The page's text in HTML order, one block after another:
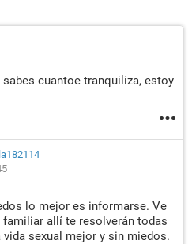
cuantoe tranquiliza, estoy
lo mejor es informarse. Ve
allí te resolverán todas
sexual mejor y sin miedos.